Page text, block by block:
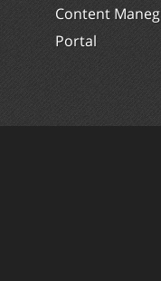
Content
Portal